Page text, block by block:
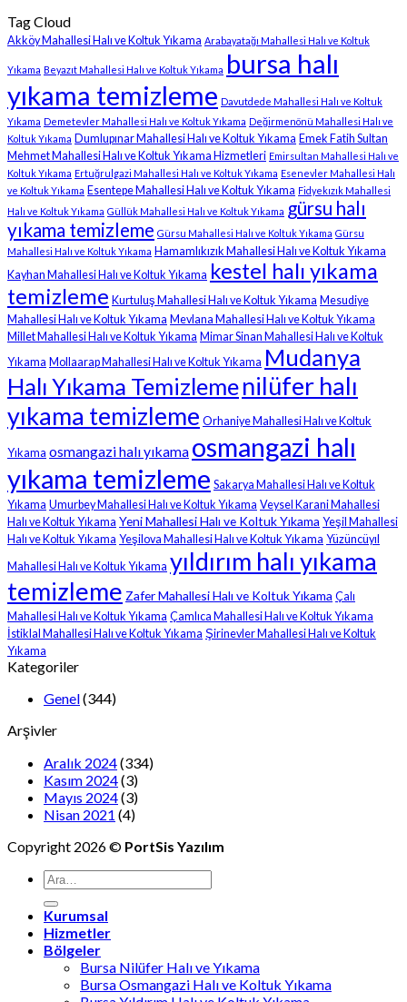
Tag Cloud
Akköy Mahallesi Halı ve Koltuk Yıkama Arabayatağı Mahallesi Halı ve Koltuk
Yıkama Beyazıt Mahallesi Halı ve Koltuk Yıkama bursa halı
yıkama temizleme Davutdede Mahallesi Halı ve Koltuk
Yıkama Demetevler Mahallesi Halı ve Koltuk Yıkama Değirmenönü Mahallesi Halı ve
Koltuk Yıkama Dumlupınar Mahallesi Halı ve Koltuk Yıkama Emek Fatih Sultan
Mehmet Mahallesi Halı ve Koltuk Yıkama Hizmetleri Emirsultan Mahallesi Halı ve
Koltuk Yıkama Ertuğrulgazi Mahallesi Halı ve Koltuk Yıkama Esenevler Mahallesi Halı
ve Koltuk Yıkama Esentepe Mahallesi Halı ve Koltuk Yıkama Fidyekızık Mahallesi
Halı ve Koltuk Yıkama Güllük Mahallesi Halı ve Koltuk Yıkama gürsu halı
yıkama temizleme Gürsu Mahallesi Halı ve Koltuk Yıkama Gürsu
Mahallesi Halı ve Koltuk Yıkama Hamamlıkızık Mahallesi Halı ve Koltuk Yıkama
Kayhan Mahallesi Halı ve Koltuk Yıkama kestel halı yıkama
temizleme Kurtuluş Mahallesi Halı ve Koltuk Yıkama Mesudiye
Mahallesi Halı ve Koltuk Yıkama Mevlana Mahallesi Halı ve Koltuk Yıkama
Millet Mahallesi Halı ve Koltuk Yıkama Mimar Sinan Mahallesi Halı ve Koltuk
Yıkama Mollaarap Mahallesi Halı ve Koltuk Yıkama Mudanya
Halı Yıkama Temizlemenilüfer halı
yıkama temizleme Orhaniye Mahallesi Halı ve Koltuk
Yıkama osmangazi halı yıkama osmangazi halı
yıkama temizleme Sakarya Mahallesi Halı ve Koltuk
Yıkama Umurbey Mahallesi Halı ve Koltuk Yıkama Veysel Karani Mahallesi
Halı ve Koltuk Yıkama Yeni Mahallesi Halı ve Koltuk Yıkama Yeşil Mahallesi
Halı ve Koltuk Yıkama Yeşilova Mahallesi Halı ve Koltuk Yıkama Yüzüncüyıl
Mahallesi Halı ve Koltuk Yıkama yıldırım halı yıkama
temizleme Zafer Mahallesi Halı ve Koltuk Yıkama Çalı
Mahallesi Halı ve Koltuk Yıkama Çamlıca Mahallesi Halı ve Koltuk Yıkama
İstiklal Mahallesi Halı ve Koltuk Yıkama Şirinevler Mahallesi Halı ve Koltuk
Yıkama
Kategoriler
Genel(344)
Arşivler
Aralık 2024(334)
Kasım 2024(3)
Mayıs 2024(3)
Nisan 2021 (4)
Copyright 2026 © PortSis Yazılım
Kurumsal
Hizmetler
Bölgeler
Bursa Nilüfer Halı ve Yıkama
Bursa Osmangazi Halı ve Koltuk Yıkama